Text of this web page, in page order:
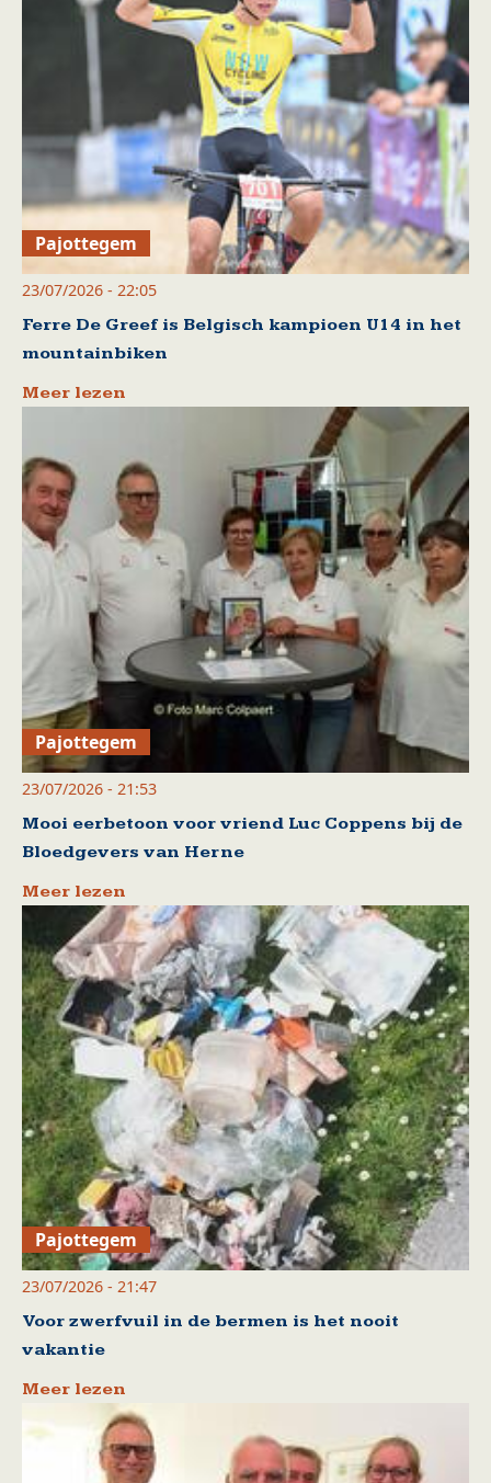
Pajottegem
23/07/2026 - 22:05
Ferre De Greef is Belgisch kampioen U14 in het
mountainbiken
Meer lezen
Pajottegem
23/07/2026 - 21:53
Mooi eerbetoon voor vriend Luc Coppens bij de
Bloedgevers van Herne
Meer lezen
Pajottegem
23/07/2026 - 21:47
Voor zwerfvuil in de bermen is het nooit
vakantie
Meer lezen